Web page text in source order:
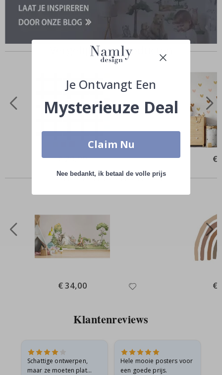
Vergelijkbare producten
Special
€ 29,00 €
Anderen kochten ook
Special
Price
€ 34,00 €
Klantenreviews
Schattige ontwerpen,
maar ze moeten plat
Hele mooie posters voor
een goede prijs.
Je Ontvangt Een
Mysterieuze Deal
Claim Nu
Nee bedankt, ik betaal de volle prijs